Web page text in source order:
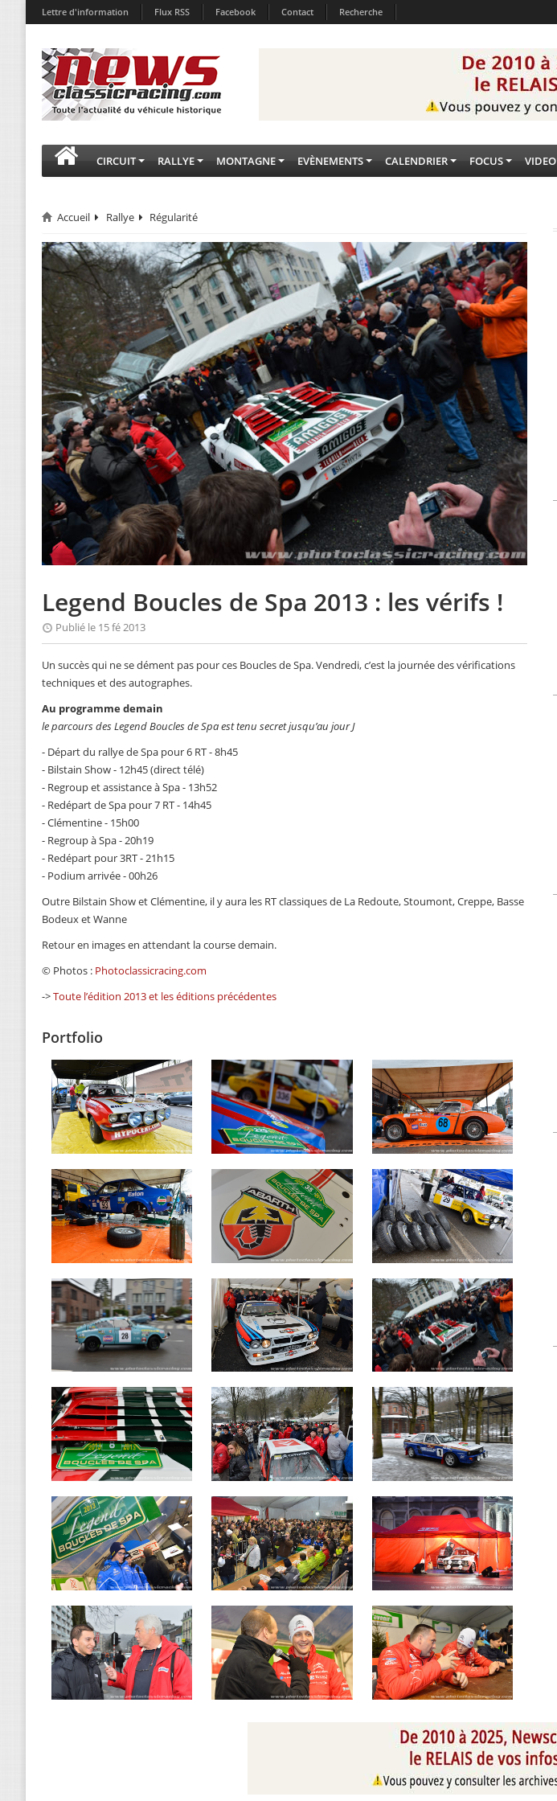
Lettre d'information Flux RSS Facebook Contact Recherche
CIRCUIT RALLYE MONTAGNE EVÈNEMENTS CALENDRIER FOCUS VIDEO
Accueil Rallye Régularité
Legend Boucles de Spa 2013 : les vérifs !
Publié le 15 fé 2013
Un succès qui ne se dément pas pour ces Boucles de Spa. Vendredi, c’est la journée des vérifications
techniques et des autographes.
Au programme demain
le parcours des Legend Boucles de Spa est tenu secret jusqu’au jour J
- Départ du rallye de Spa pour 6 RT - 8h45
- Bilstain Show - 12h45 (direct télé)
- Regroup et assistance à Spa - 13h52
- Redépart de Spa pour 7 RT - 14h45
- Clémentine - 15h00
- Regroup à Spa - 20h19
- Redépart pour 3RT - 21h15
- Podium arrivée - 00h26
Outre Bilstain Show et Clémentine, il y aura les RT classiques de La Redoute, Stoumont, Creppe, Basse
Bodeux et Wanne
Retour en images en attendant la course demain.
© Photos : Photoclassicracing.com
->Toute l’édition 2013 et les éditions précédentes
Portfolio